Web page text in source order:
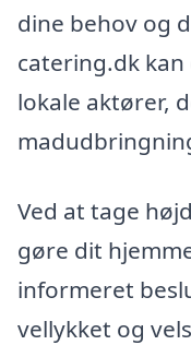
dine behov og
catering.dk
lokale aktører,
Ved at tage
gøre dit
informeret
vellykket og